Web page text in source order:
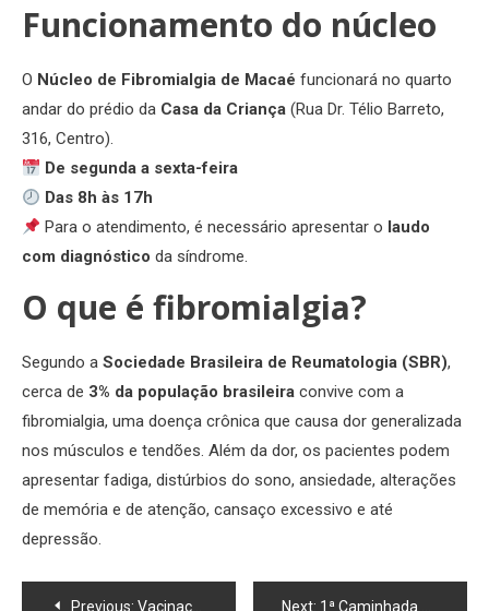
Funcionamento do núcleo
O Núcleo de Fibromialgia de Macaé funcionará no quarto
andar do prédio da Casa da Criança (Rua Dr. Télio Barreto,
316, Centro).
De segunda a sexta-feira
Das 8h às 17h
Para o atendimento, é necessário apresentar o laudo
com diagnóstico da síndrome.
O que é fibromialgia?
Segundo a Sociedade Brasileira de Reumatologia (SBR),
cerca de 3% da população brasileira convive com a
fibromialgia, uma doença crônica que causa dor generalizada
nos músculos e tendões. Além da dor, os pacientes podem
apresentar fadiga, distúrbios do sono, ansiedade, alterações
de memória e de atenção, cansaço excessivo e até
depressão.
Previous: Vacinação antirrábica segue em Macaé com pontos itinerantes nesta semana Next: 1ª Caminhada Setembro Amarelo acontece no Lagomar